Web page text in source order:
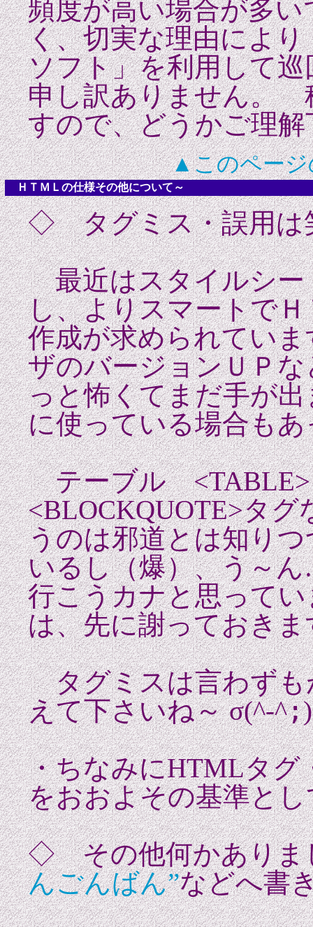
頻度が高い場合が多
く、切実な理由によ
ソフト」を利用して
申し訳ありません。
すので、どうかご理解
▲このページ
ＨＴＭＬの仕様その他について～
◇ タグミス・誤用
最近はスタイルシー
し、よりスマートで
作成が求められてい
ザのバージョンＵＰ
っと怖くてまだ手が
に使っている場合も
テーブル
<BLOCKQUOTE>タ
うのは邪道とは知り
いるし（爆）、う～
行こうカナと思って
は、先に謝っておき
タグミスは言わずも
えて下さいね～ σ(^-^;
・ちなみにHTMLタ
をおおよその基準と
◇ その他何かありま
んごんばん”などへ書